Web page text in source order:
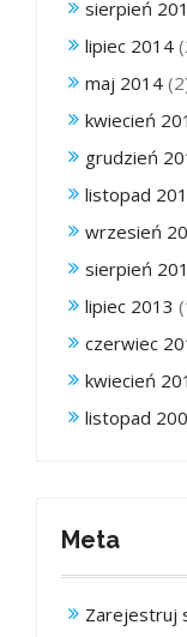
sierpień
lipiec 2014
maj 2014
kwiecień
grudzień
listopad
wrzesień
sierpień
lipiec 2013
czerwiec
kwiecień
listopad
Meta
Zarejestruj